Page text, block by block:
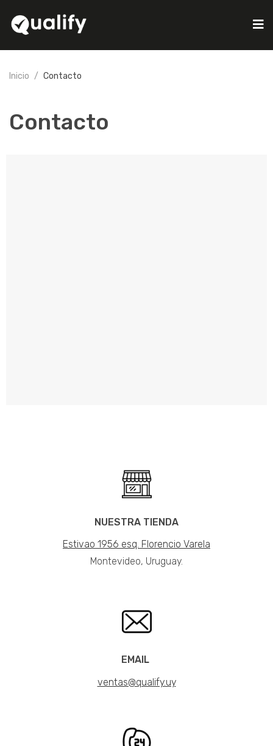
Inicio Contacto
Contacto
NUESTRA TIENDA
Estivao 1956 esq. Florencio Varela
Montevideo, Uruguay.
EMAIL
ventas@qualify.uy